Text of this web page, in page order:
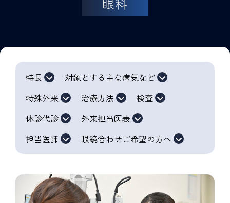
特長
対象とする主な病気など
特殊外来
治療方法
検査
休診代診
外来担当医表
担当医師
眼鏡合わせご希望の方へ